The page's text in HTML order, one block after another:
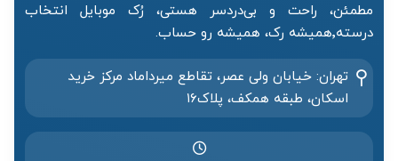
مطمئن، راحت و بی‌دردسر هستی، رُک موبایل انتخاب
درسته٬همیشه رک، همیشه رو حساب.
تهران: خیابان ولی عصر، تقاطع میرداماد مرکز خرید‌
اسکان، طبقه همکف، پلاک۱۶